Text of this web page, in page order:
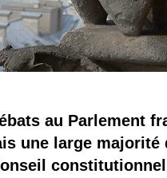
au Parlement
une large majorité